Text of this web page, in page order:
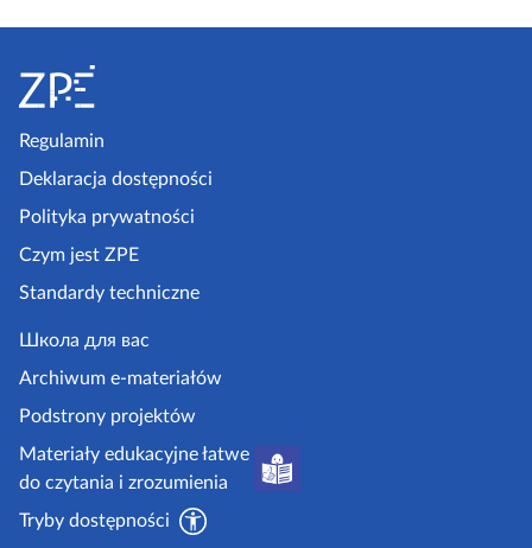
d
n
a
n
a
s
Regulamin
Deklaracja dostępności
Polityka prywatności
Czym jest ZPE
Standardy techniczne
Школа для вас
Archiwum e-materiałów
Podstrony projektów
Materiały edukacyjne łatwe
do czytania i zrozumienia
Tryby dostępności